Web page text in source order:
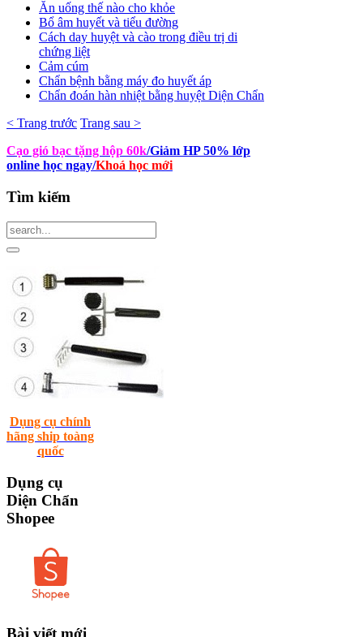
Ăn uống thế nào cho khỏe
Bổ âm huyết và tiểu đường
Cách day huyệt và cào trong điều trị di
chứng liệt
Cảm cúm
Chẩn bệnh bằng máy đo huyết áp
Chẩn đoán hàn nhiệt bằng huyệt Diện Chẩn
< Trang trước Trang sau >
Cạo gió bạc tặng hộp 60k/Giảm HP 50% lớp
online học ngay/Khoá học mới
Tìm kiếm
Dụng cụ chính
hãng ship toàng
quốc
Dụng cụ
Diện Chẩn
Shopee
Bài viết mới